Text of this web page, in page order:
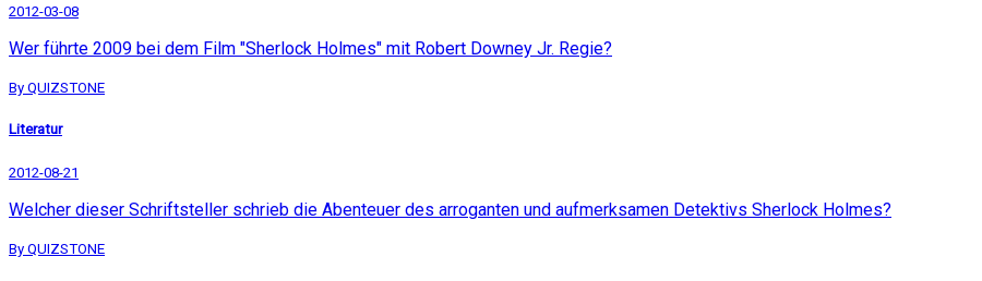
2012-03-08
Wer führte 2009 bei dem Film "Sherlock Holmes" mit Robert Downey Jr. Regie?
By QUIZSTONE
Literatur
2012-08-21
Welcher dieser Schriftsteller schrieb die Abenteuer des arroganten und aufmerksamen Detektivs Sherlock Holmes?
By QUIZSTONE